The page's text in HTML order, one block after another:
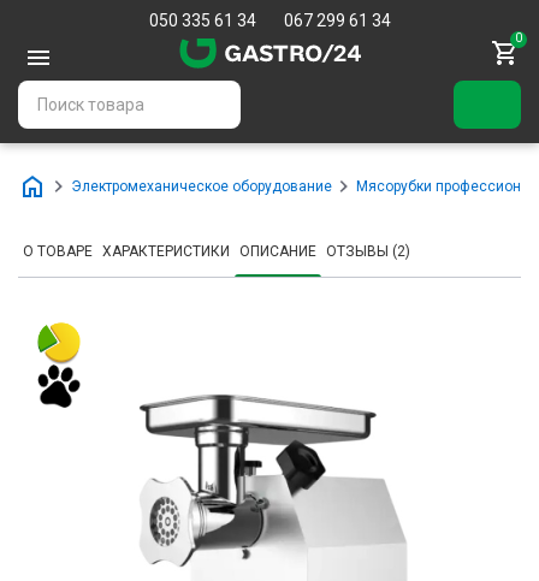
050 335 61 34 067 299 61 34
0
Электромеханическое оборудование Мясорубки
О ТОВАРЕ ХАРАКТЕРИСТИКИ ОПИСАНИЕ ОТЗЫВЫ (2)